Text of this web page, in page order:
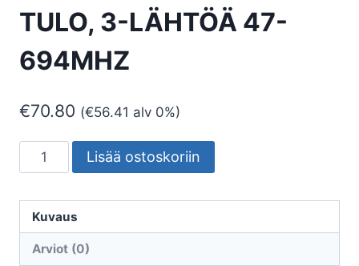
TULO, 3-LÄHTÖÄ 47-
694MHZ
€70.80 (€56.41 alv 0%)
PIENTALOVAHVISTIN
1-
3-
LÄHTÖÄ
Lisää ostoskoriin
Kuvaus
Arviot (0)